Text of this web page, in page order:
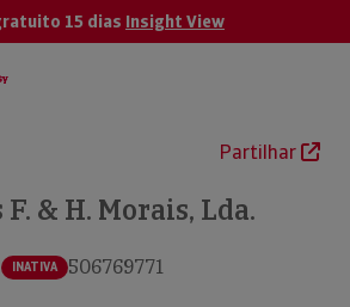
15 dias Insight View
Partilhar
& H. Morais, Lda.
INATIVA 506769771